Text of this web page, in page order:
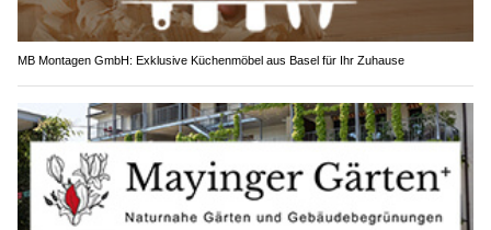
MB Montagen GmbH: Exklusive Küchenmöbel aus Basel für Ihr Zuhause